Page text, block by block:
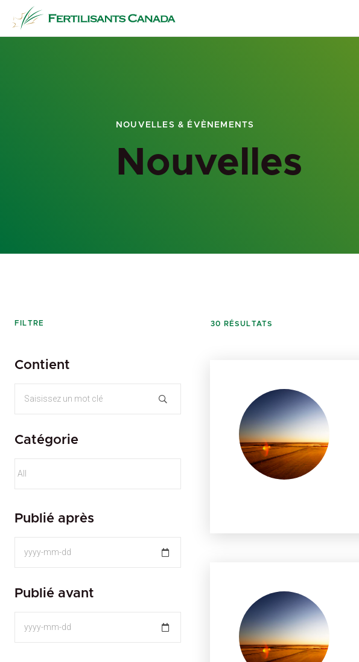
contenu
NOUVELLES & ÉVÈNEMENTS
Nouvelles
FILTRE
Contient
Catégorie
Publié après
Publié avant
30 RÉSULTATS